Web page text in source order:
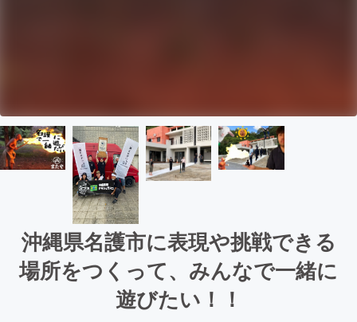
沖縄県名護市に表現や挑戦できる
場所をつくって、みんなで一緒に
遊びたい！！